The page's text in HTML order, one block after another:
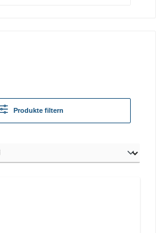
Produkte filtern